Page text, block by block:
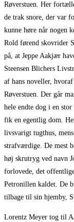
Røverstuen. Her
de trak snore, der var
kunne høre når nogen
Rold førend skovrider
på, at Jeppe Aakjær
Steensen Blichers
af hans noveller,
Røverstuen. Der går
hele endte dog i en
fik en egentlig dom.
livsvarigt tugthus,
strafværdige. De mest
høj skrutryg ved navn
forlovede, det
Petronillen kaldet. De
tilbage til sin hjemby,
Lorentz Meyer tog til